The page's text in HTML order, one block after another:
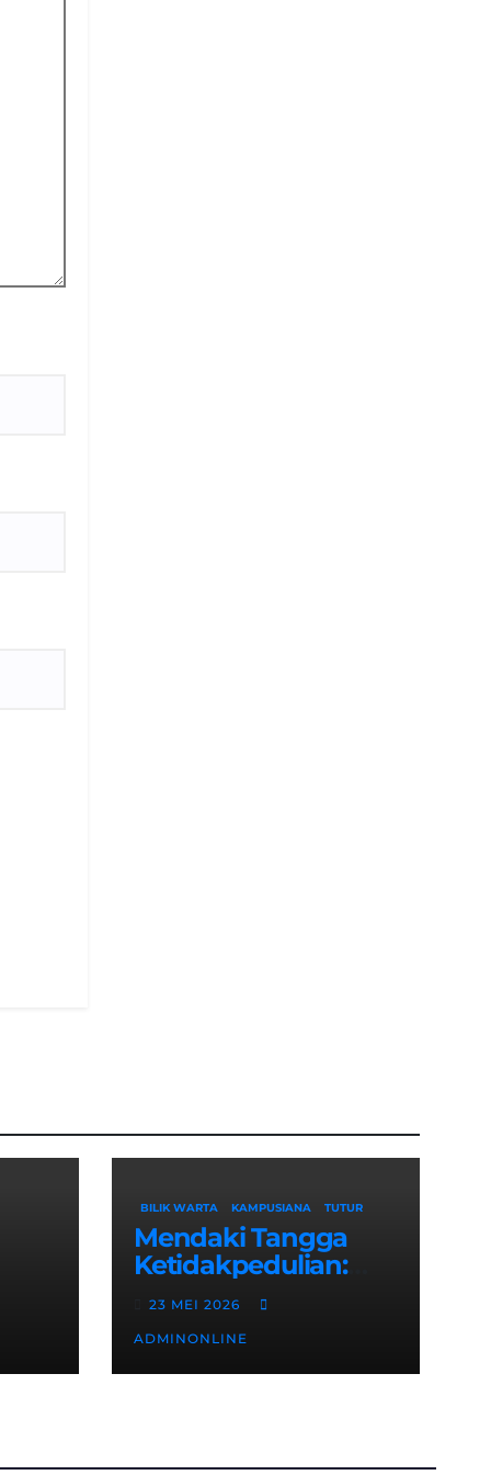
BILIK WARTA KAMPUSIANA TUTUR
Mendaki Tangga
Ketidakpedulian:
Menagih Hak
Disabilitas yang
Terpasung di Selasar
Kampus
23 MEI 2026
ADMINONLINE